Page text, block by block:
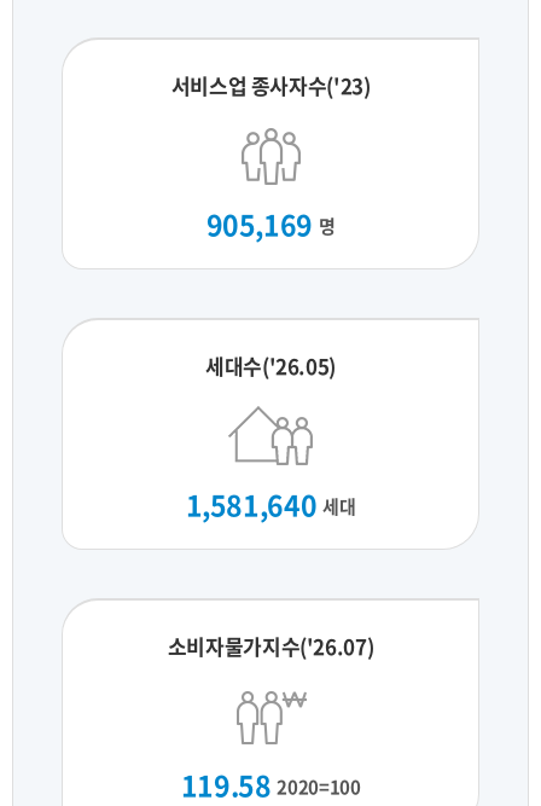
서비스업 종사자수('23)
905,169 명
세대수('26.05)
1,581,640 세대
소비자물가지수('26.07)
119.58 2020=100